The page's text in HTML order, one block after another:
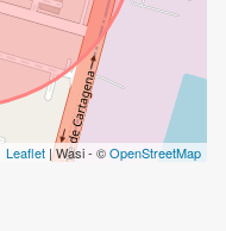
Leaflet | Wasi - ©OpenStreetMap